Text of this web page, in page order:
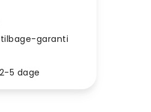
garanti
5 dage